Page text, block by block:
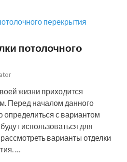
потолочного
жизни приходится
Перед началом данного
определиться с вариантом
использоваться для
варианты отделки
…